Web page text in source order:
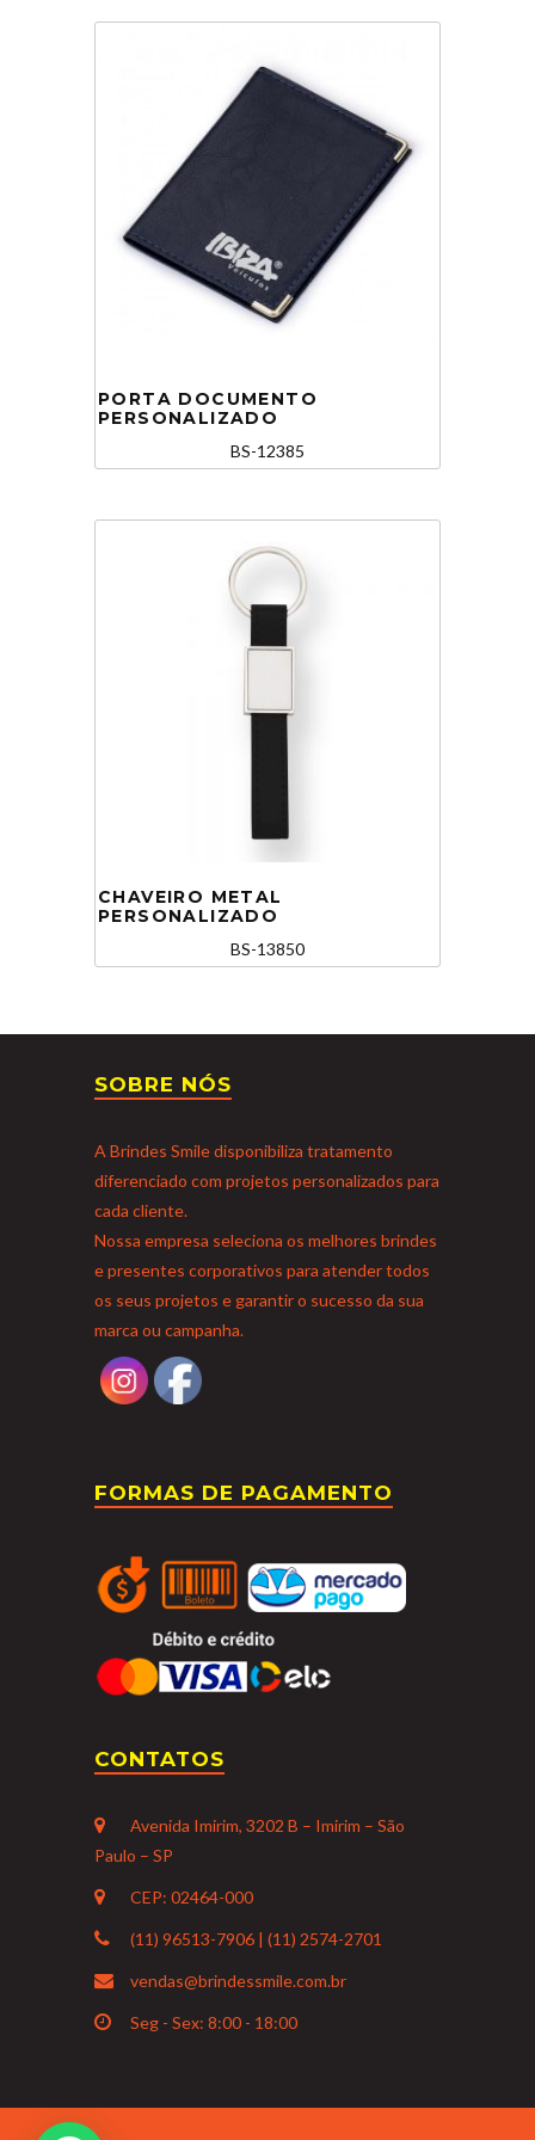
PORTA DOCUMENTO
PERSONALIZADO
BS-12385
CHAVEIRO METAL
PERSONALIZADO
BS-13850
SOBRE NÓS
A Brindes Smile disponibiliza tratamento
diferenciado com projetos personalizados para
cada cliente.
Nossa empresa seleciona os melhores brindes
e presentes corporativos para atender todos
os seus projetos e garantir o sucesso da sua
marca ou campanha.
FORMAS DE PAGAMENTO
CONTATOS
Avenida Imirim, 3202 B – Imirim – São
Paulo – SP
CEP: 02464-000
(11) 96513-7906 | (11) 2574-2701
vendas@brindessmile.com.br
Seg - Sex: 8:00 - 18:00